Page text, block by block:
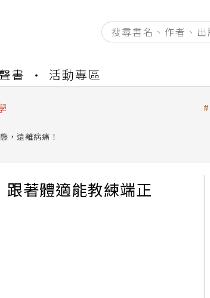
書 活動專區
，遠離病痛！
著體適能教練端正